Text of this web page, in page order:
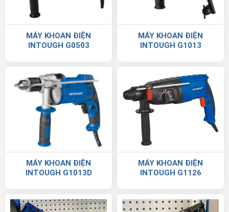
MÁY KHOAN ĐIỆN
INTOUGH G0503
MÁY KHOAN ĐIỆN
INTOUGH G1013
MÁY KHOAN ĐIỆN
INTOUGH G1013D
MÁY KHOAN ĐIỆN
INTOUGH G1126